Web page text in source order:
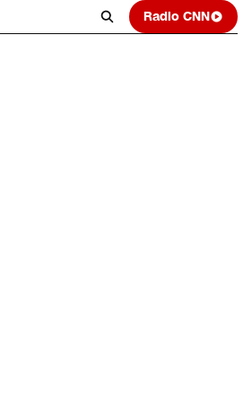
Radio CNN